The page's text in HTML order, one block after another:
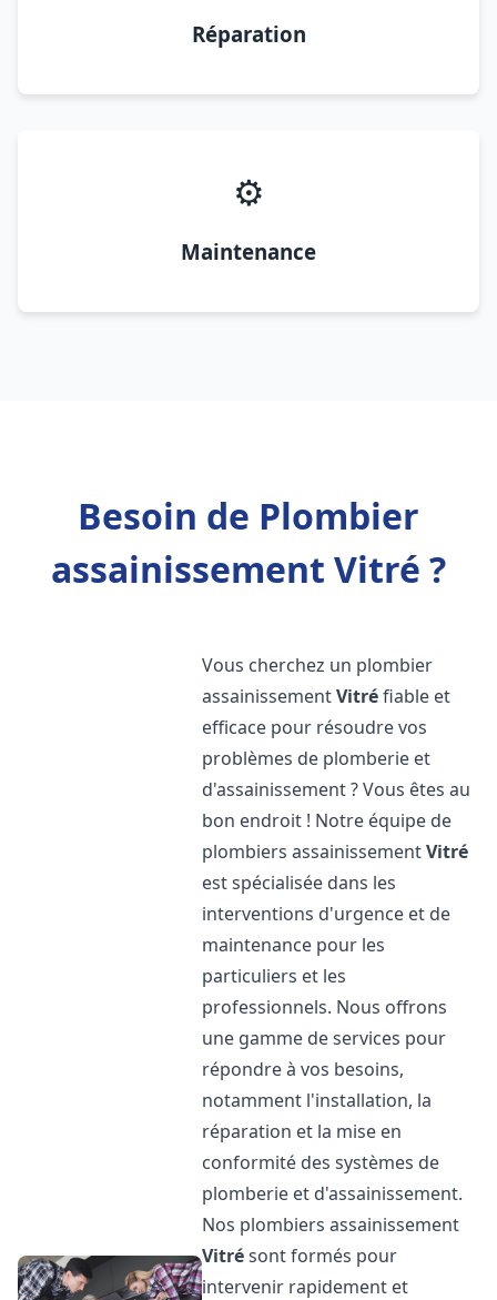
Réparation
⚙️
Maintenance
Besoin de Plombier
assainissement Vitré ?
Vous cherchez un plombier
assainissementVitréfiable et
efficace pour résoudre vos
problèmes de plomberie et
d'assainissement ? Vous êtes au
bon endroit ! Notre équipe de
plombiers assainissementVitré
est spécialisée dans les
interventions d'urgence et de
maintenance pour les
particuliers et les
professionnels. Nous offrons
une gamme de services pour
répondre à vos besoins,
notamment l'installation, la
réparation et la mise en
conformité des systèmes de
plomberie et d'assainissement.
Nos plombiers assainissement
Vitrésont formés pour
intervenir rapidement et